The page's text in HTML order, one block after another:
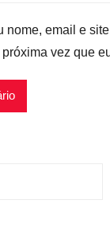
nome, email e
vez que